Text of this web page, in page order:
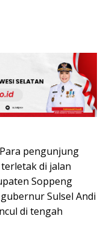
Para pengunjung
di jalan
Soppeng
Sulsel Andi
di tengah